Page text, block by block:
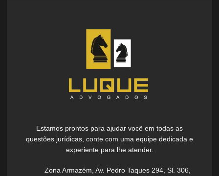
Estamos prontos para ajudar você em todas as
questões jurídicas, conte com uma equipe dedicada e
experiente para lhe atender.
Zona Armazém, Av. Pedro Taques 294, Sl. 306,